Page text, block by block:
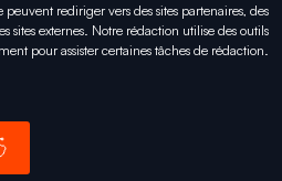
peuvent rediriger vers des sites partenaires, des
sites externes. Notre rédaction utilise des outils
pourassister certaines tâches de rédaction.